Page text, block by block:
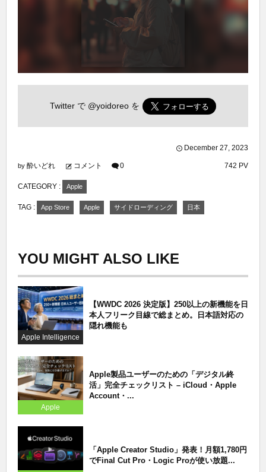
Twitter で @yoidoreo を
December 27 2023
by 酔いどれ コメント 0 742 PV
CATEGORY : Apple
TAG : App Store Apple サイドローディング 日本
YOU MIGHT ALSO LIKE
Apple Intelligence
【WWDC 2026 決定版】250以上の新機能を日
本人フリーク目線で総まとめ。日本語対応の
隠れ機能も
Apple
Apple製品ユーザーのための「デジタル終
活」完全チェックリスト – iCloud・Apple
Account・...
「Apple Creator Studio」発表！月額1,780円
でFinal Cut Pro・Logic Proが使い放題...